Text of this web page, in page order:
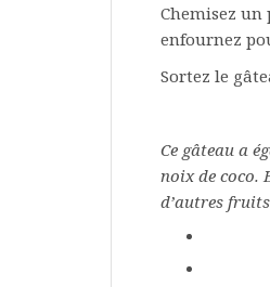
Chemisez un
enfournez
Sortez le
Ce gâteau a
noix de coco.
d’autres